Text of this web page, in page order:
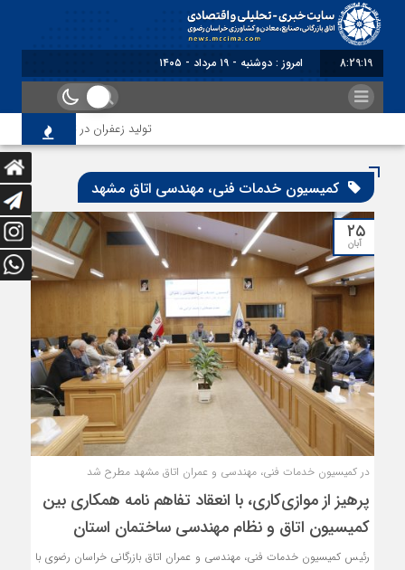
8:29:20 امروز : دوشنبه - ۱۹ مرداد - ۱۴۰۵
تولید زعفران در تنگنای
کمیسیون خدمات فنی، مهندسی اتاق مشهد
۲۵
آبان
در کمیسیون خدمات فنی، مهندسی و عمران اتاق مشهد مطرح شد
پرهیز از موازی‌کاری، با انعقاد تفاهم نامه همکاری بین
کمیسیون اتاق و نظام مهندسی ساختمان استان
رئیس کمیسیون خدمات فنی، مهندسی و عمران اتاق بازرگانی خراسان رضوی با